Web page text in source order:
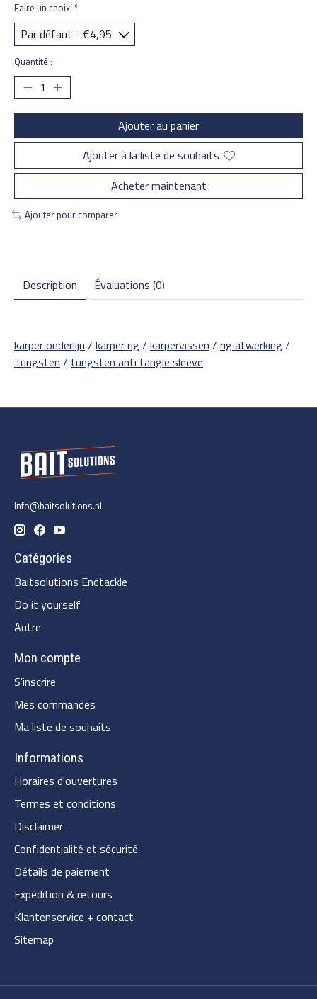
Faire un choix: *
Quantité :
Ajouter au panier
Ajouter à la liste de souhaits
Acheter maintenant
Ajouter pour comparer
Description Évaluations (0)
karper onderlijn / karper rig/ karpervissen / rig afwerking/
Tungsten / tungsten anti tangle sleeve
Info@baitsolutions.nl
Catégories
Baitsolutions Endtackle
Do it yourself
Autre
Mon compte
S'inscrire
Mes commandes
Ma liste de souhaits
Informations
Horaires d'ouvertures
Termes et conditions
Disclaimer
Confidentialité et sécurité
Détails de paiement
Expédition & retours
Klantenservice + contact
Sitemap